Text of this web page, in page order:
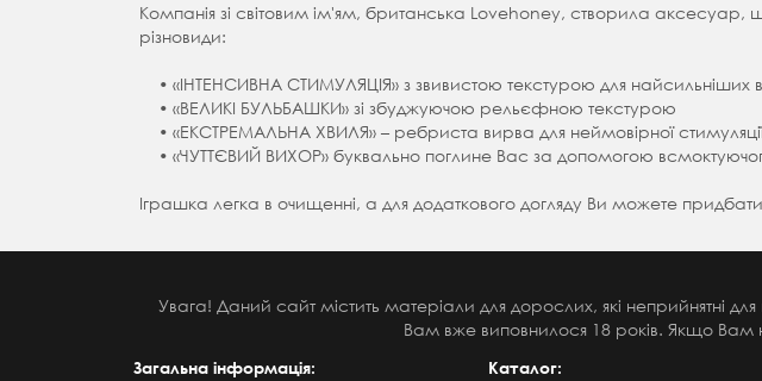
Компанія зі світовим ім'ям, британська Lovehoney, створила
різновиди:
• «ІНТЕНСИВНА СТИМУЛЯЦІЯ» з звивистою текстурою для найсильніших
• «ВЕЛИКІ БУЛЬБАШКИ» зі збуджуючою рельєфною текстурою
• «ЕКСТРЕМАЛЬНА ХВИЛЯ» – ребриста вирва для неймовірної
• «ЧУТТЄВИЙ ВИХОР» буквально поглине Вас за допомогою
Іграшка легка в очищенні, а для додаткового догляду Ви можете
Увага! Даний сайт містить матеріали для дорослих, які неприйнятні
Вам вже виповнилося 18 років. Якщо Вам
Загальна інформація: Каталог: